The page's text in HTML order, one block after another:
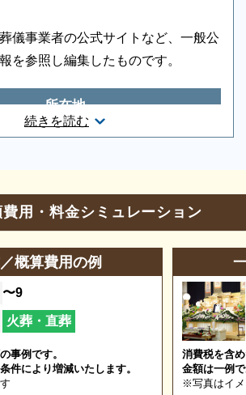
らないことが多いものです。少しで
あれば、些細と思われることでも遠
さい。相談によりイメージが浮かん
必要・不要の判断もつきやすくなり
続きを読む
儀事業者の公式サイトなど、一般公
を参照し編集したものです。
所在地
8丁目1-10
0120-24-1234
0120-004-200
用・料金シミュレーション
概算費用の例
〜9
火葬・直葬
事例です。
件により増減いたします。
消費税を含
金額は一例
※写真はイ